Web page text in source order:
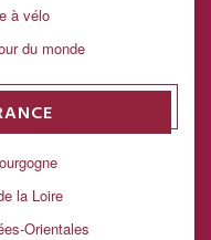
à vélo
du monde
la Loire
Orientales